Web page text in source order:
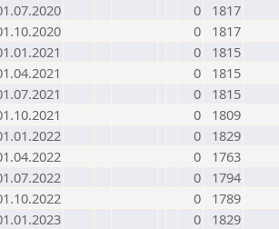
0
1817
0
1817
0
1815
0
1815
0
1815
0
1809
0
1829
0
1763
0
1794
0
1789
0
1829